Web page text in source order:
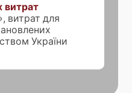
витрат
витрат для
України